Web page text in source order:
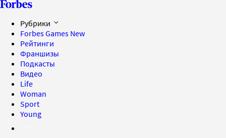
Рубрики
Forbes Games New
Рейтинги
Франшизы
Подкасты
Видео
Life
Woman
Sport
Young